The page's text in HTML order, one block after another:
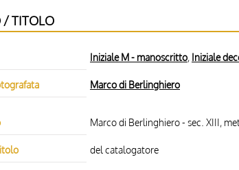
/ TITOLO
Iniziale M - manoscritto, Iniziale
Marco di Berlinghiero
Marco di Berlinghiero - sec. XIII,
del catalogatore